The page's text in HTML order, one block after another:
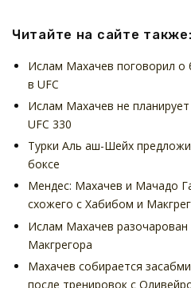
Читайте на сайте также:
Ислам Махачев поговорил
в UFC
Ислам Махачев не
UFC 330
Турки Аль аш-Шейх
боксе
Мендес: Махачев и Мачадо
схожего с Хабибом и
Ислам Махачев
Макгрегора
Махачев собирается
после тренировок с